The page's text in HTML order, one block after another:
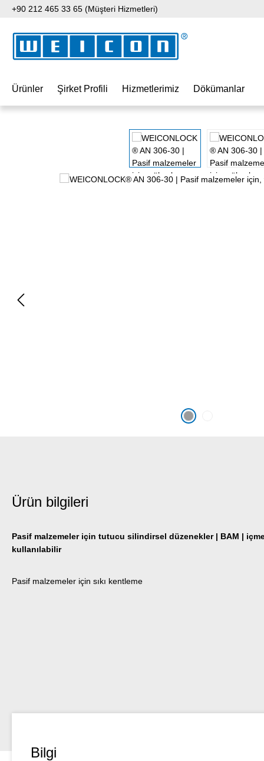
içeriğe geç
Aramaya atla
Ana navigasyona geç
+90 212 465 33 65 (Müşteri Hizmetleri)
Ürünler Şirket Profili Hizmetlerimiz Dökümanlar
Ürün bilgileri
Pasif malzemeler için tutucu silindirsel düzenekler | BAM |
kullanılabilir
Pasif malzemeler için sıkı kentleme
Bilgi